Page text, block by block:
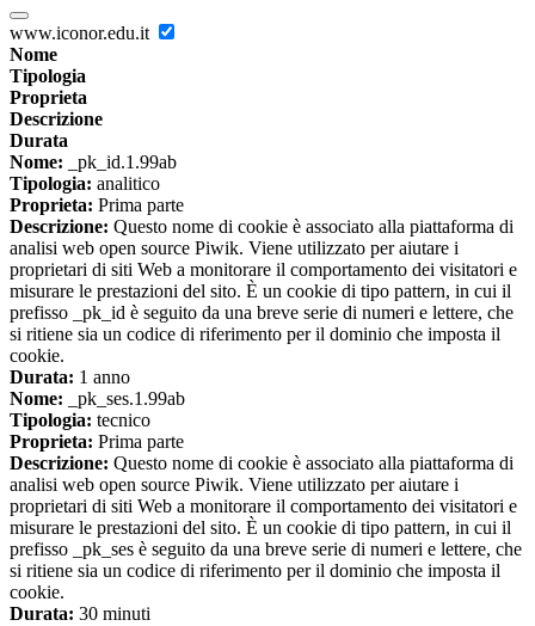
www.iconor.edu.it
Nome
Tipologia
Proprieta
Descrizione
Durata
Nome: _pk_id.1.99ab
Tipologia: analitico
Proprieta: Prima parte
Descrizione: Questo nome di cookie è associato alla piattaforma di
analisi web open source Piwik. Viene utilizzato per aiutare i
proprietari di siti Web a monitorare il comportamento dei visitatori e
misurare le prestazioni del sito. È un cookie di tipo pattern, in cui il
prefisso _pk_id è seguito da una breve serie di numeri e lettere, che
si ritiene sia un codice di riferimento per il dominio che imposta il
cookie.
Durata: 1 anno
Nome: _pk_ses.1.99ab
Tipologia: tecnico
Proprieta: Prima parte
Descrizione: Questo nome di cookie è associato alla piattaforma di
analisi web open source Piwik. Viene utilizzato per aiutare i
proprietari di siti Web a monitorare il comportamento dei visitatori e
misurare le prestazioni del sito. È un cookie di tipo pattern, in cui il
prefisso _pk_ses è seguito da una breve serie di numeri e lettere, che
si ritiene sia un codice di riferimento per il dominio che imposta il
cookie.
Durata: 30 minuti